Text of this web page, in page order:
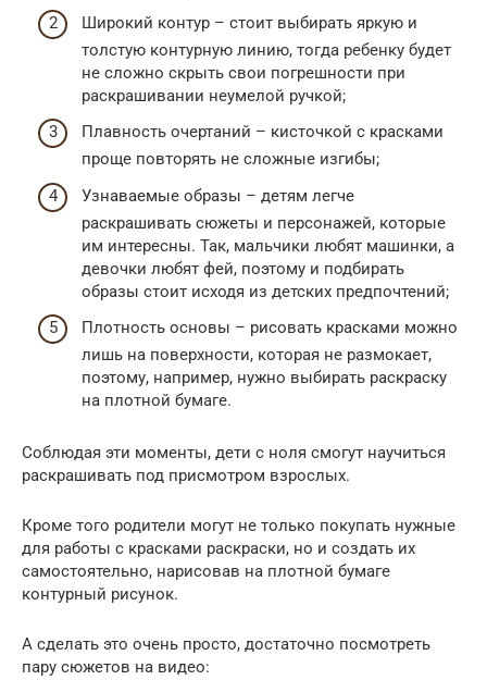
Широкий контур – стоит выбирать яркую и
толстую контурную линию, тогда ребенку будет
не сложно скрыть свои погрешности при
раскрашивании неумелой ручкой;
Плавность очертаний – кисточкой с красками
проще повторять не сложные изгибы;
Узнаваемые образы – детям легче
раскрашивать сюжеты и персонажей, которые
им интересны. Так, мальчики любят машинки, а
девочки любят фей, поэтому и подбирать
образы стоит исходя из детских предпочтений;
Плотность основы – рисовать красками можно
лишь на поверхности, которая не размокает,
поэтому, например, нужно выбирать раскраску
на плотной бумаге.
Соблюдая эти моменты, дети с ноля смогут научиться
раскрашивать под присмотром взрослых.
Кроме того родители могут не только покупать нужные
для работы с красками раскраски, но и создать их
самостоятельно, нарисовав на плотной бумаге
контурный рисунок.
А сделать это очень просто, достаточно посмотреть
пару сюжетов на видео: